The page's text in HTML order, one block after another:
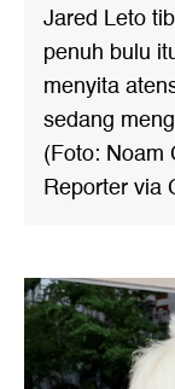
Jared Leto
penuh bulu
menyita
sedang
(Foto: Noam
Reporter via